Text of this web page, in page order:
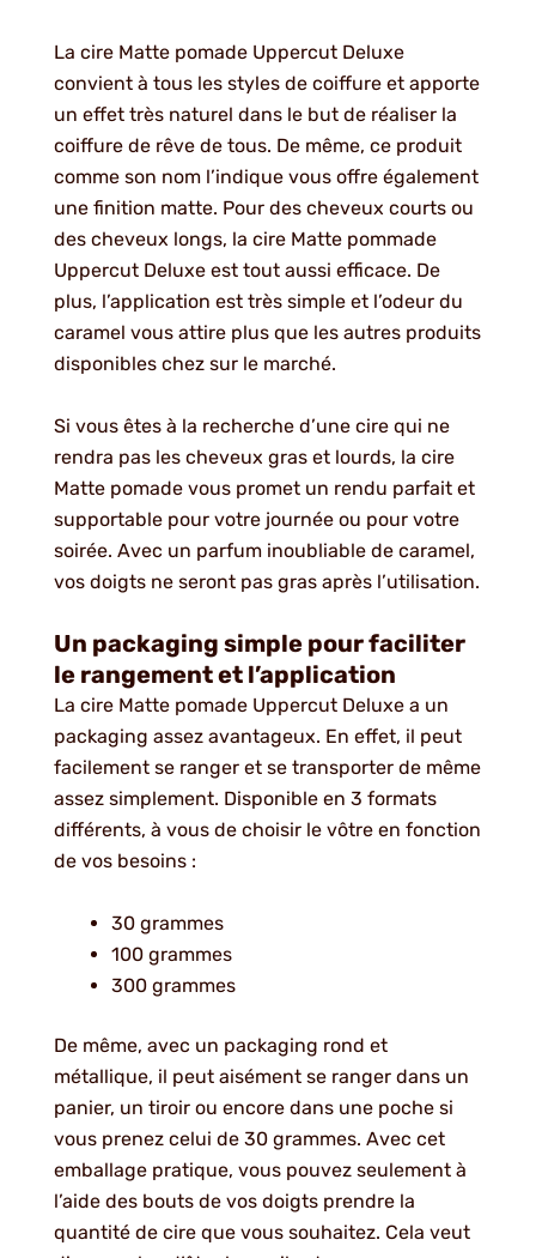
La cire Matte pomade Uppercut Deluxe
convient à tous les styles de coiffure et apporte
un effet très naturel dans le but de réaliser la
coiffure de rêve de tous. De même, ce produit
comme son nom l’indique vous offre également
une finition matte. Pour des cheveux courts ou
des cheveux longs, la cire Matte pommade
Uppercut Deluxe est tout aussi efficace. De
plus, l’application est très simple et l’odeur du
caramel vous attire plus que les autres produits
disponibles chez sur le marché.
Si vous êtes à la recherche d’une cire qui ne
rendra pas les cheveux gras et lourds, la cire
Matte pomade vous promet un rendu parfait et
supportable pour votre journée ou pour votre
soirée. Avec un parfum inoubliable de caramel,
vos doigts ne seront pas gras après l’utilisation.
Un packaging simple pour faciliter
le rangement et l’application
La cire Matte pomade Uppercut Deluxe a un
packaging assez avantageux. En effet, il peut
facilement se ranger et se transporter de même
assez simplement. Disponible en 3 formats
différents, à vous de choisir le vôtre en fonction
de vos besoins :
30 grammes
100 grammes
300 grammes
De même, avec un packaging rond et
métallique, il peut aisément se ranger dans un
panier, un tiroir ou encore dans une poche si
vous prenez celui de 30 grammes. Avec cet
emballage pratique, vous pouvez seulement à
l’aide des bouts de vos doigts prendre la
quantité de cire que vous souhaitez. Cela veut